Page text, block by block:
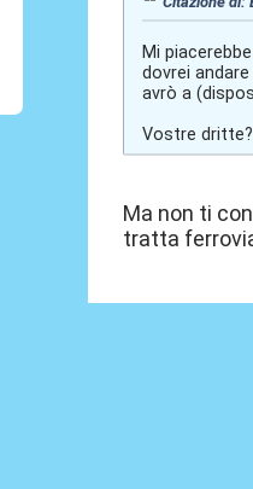
Mi
dovrei
avrò a
Vostre dritte?
Ma non ti
tratta